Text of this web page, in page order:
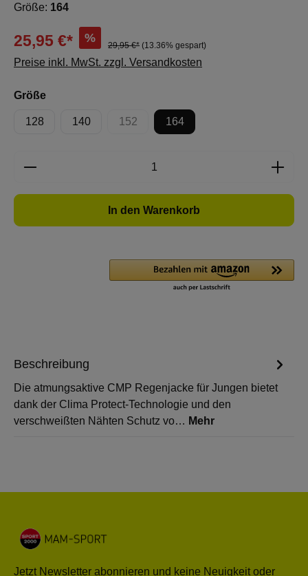
Größe: 164
25,95 €* %
29,95 €* (13.36% gespart)
Preise inkl. MwSt. zzgl. Versandkosten
Größeauswählen
128 140 152
(Diese Option ist zurzeit nicht verfügbar.)
164
Produkt Anzahl: Gib den gewünschten
In den Warenkorb
Beschreibung
Die atmungsaktive CMP Regenjacke für Jungen bietet
dank der Clima Protect-Technologie und den
verschweißten Nähten Schutz vo… Mehr
Jetzt Newsletter abonnieren und keine Neuigkeit oder